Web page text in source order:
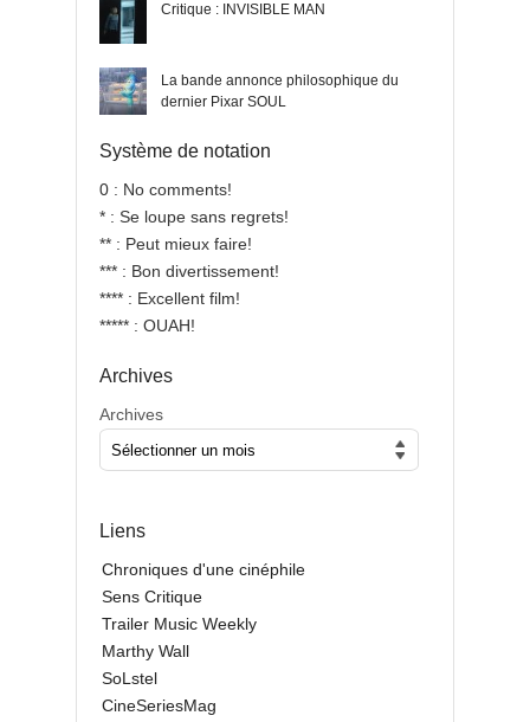
Critique : INVISIBLE MAN
La bande annonce philosophique du
dernier Pixar SOUL
Système de notation
0 : No comments!
* : Se loupe sans regrets!
** : Peut mieux faire!
*** : Bon divertissement!
**** : Excellent film!
***** : OUAH!
Archives
Archives
Liens
Chroniques d'une cinéphile
Sens Critique
Trailer Music Weekly
Marthy Wall
SoLstel
CineSeriesMag